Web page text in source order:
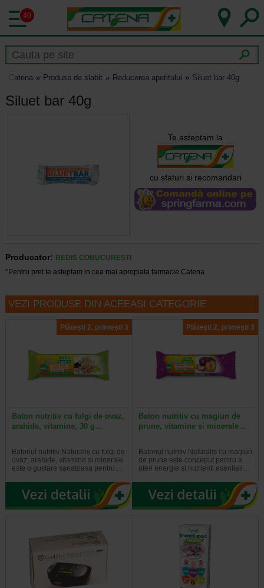
40
Catena Produse de slabit Reducerea apetitului Siluet bar 40g
Siluet bar 40g
Te asteptam la
cu sfaturi si recomandari
Producator:
REDIS COBUCURESTI
*Pentru pret te asteptam in cea mai apropiata farmacie Catena
VEZI PRODUSE DIN ACEEASI CATEGORIE
Plătești 2, primești 3
Baton nutritiv cu fulgi de ovaz,
arahide, vitamine, 30 g…
Batonul nutritiv Naturalis cu fulgi de
ovaz, arahide, vitamine si minerale
este o gustare sanatoasa pentru…
Plătești 2, primești 3
Baton nutritiv cu magiun de
prune, vitamine si minerale…
Batonul nutritiv Naturalis cu magiun
de prune este conceput pentru a
oferi energie si nutrienti esentiali…